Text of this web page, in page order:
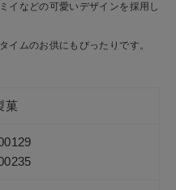
イなどの可愛いデザインを採用し
イムのお供にもぴったりです。
菓